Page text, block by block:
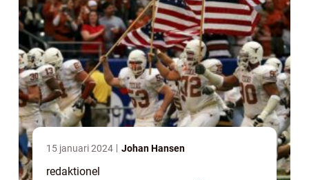
15 januari 2024 Johan Hansen
redaktionel